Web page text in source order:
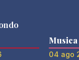
Musica
04 ago